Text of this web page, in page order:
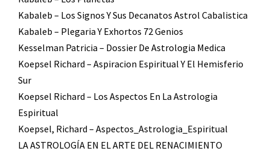
Kabaleb – Los Signos Y Sus Decanatos Astrol Cabalistica
Kabaleb – Plegaria Y Exhortos 72 Genios
Kesselman Patricia – Dossier De Astrologia Medica
Koepsel Richard – Aspiracion Espiritual Y El Hemisferio
Sur
Koepsel Richard – Los Aspectos En La Astrologia
Espiritual
Koepsel, Richard – Aspectos_Astrologia_Espiritual
LA ASTROLOGÍA EN EL ARTE DEL RENACIMIENTO